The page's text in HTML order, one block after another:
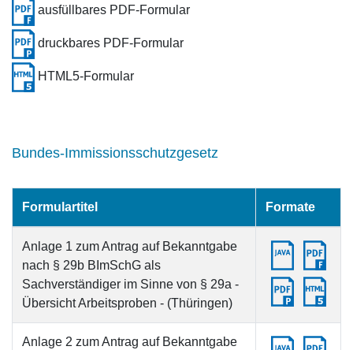
ausfüllbares PDF-Formular
druckbares PDF-Formular
HTML5-Formular
Bundes-Immissionsschutzgesetz
Formulartitel Formate
Anlage 1 zum Antrag auf Bekanntgabe
nach § 29b BImSchG als
Sachverständiger im Sinne von § 29a -
Übersicht Arbeitsproben - (Thüringen)
Anlage 2 zum Antrag auf Bekanntgabe